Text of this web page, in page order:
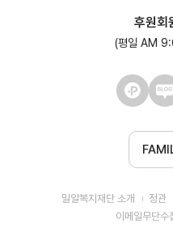
후원회
(평일 AM
밀알복지재단 소개 정관
이메일무단수